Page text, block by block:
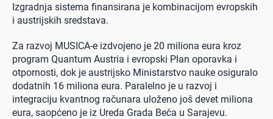
Izgradnja sistema finansirana je kombinacijom evropskih
i austrijskih sredstava.
Za razvoj MUSICA-e izdvojeno je 20 miliona eura kroz
program Quantum Austria i evropski Plan oporavka i
otpornosti, dok je austrijsko Ministarstvo nauke osiguralo
dodatnih 16 miliona eura. Paralelno je u razvoj i
integraciju kvantnog računara uloženo još devet miliona
eura, saopćeno je iz Ureda Grada Beča u Sarajevu.